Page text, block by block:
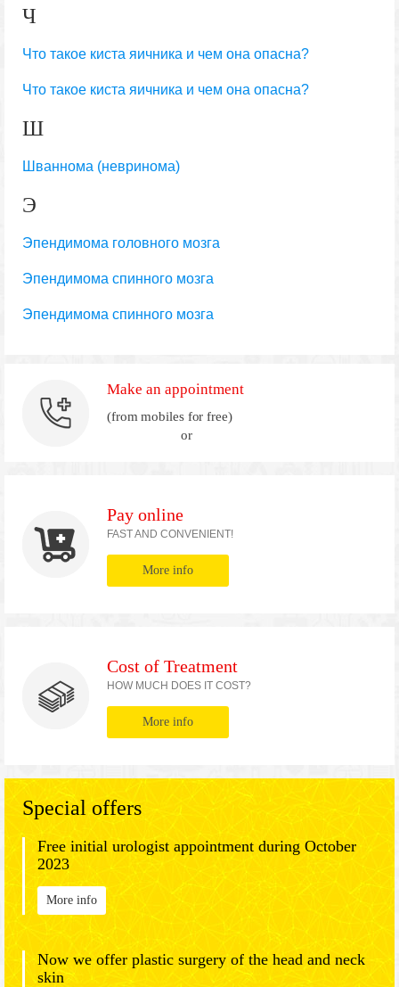
Ч
Что такое киста яичника и чем она опасна?
Что такое киста яичника и чем она опасна?
Ш
Шваннома (невринома)
Э
Эпендимома головного мозга
Эпендимома спинного мозга
Эпендимома спинного мозга
Make an appointment
(from mobiles for free)
or
Pay online
FAST AND CONVENIENT!
More info
Cost of Treatment
HOW MUCH DOES IT COST?
More info
Special offers
Free initial urologist appointment during October
2023
More info
Now we offer plastic surgery of the head and neck
skin